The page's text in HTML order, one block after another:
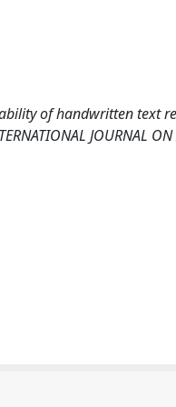
of handwritten text
JOURNAL ON